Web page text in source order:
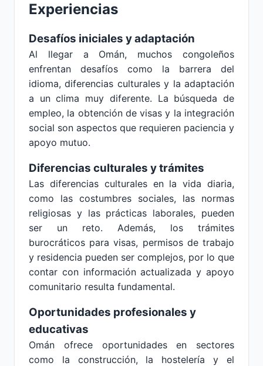
Experiencias
Desafíos iniciales y adaptación
Al llegar a Omán, muchos congoleños
enfrentan desafíos como la barrera del
idioma, diferencias culturales y la adaptación
a un clima muy diferente. La búsqueda de
empleo, la obtención de visas y la integración
social son aspectos que requieren paciencia y
apoyo mutuo.
Diferencias culturales y trámites
Las diferencias culturales en la vida diaria,
como las costumbres sociales, las normas
religiosas y las prácticas laborales, pueden
ser un reto. Además, los trámites
burocráticos para visas, permisos de trabajo
y residencia pueden ser complejos, por lo que
contar con información actualizada y apoyo
comunitario resulta fundamental.
Oportunidades profesionales y
educativas
Omán ofrece oportunidades en sectores
como la construcción, la hostelería y el